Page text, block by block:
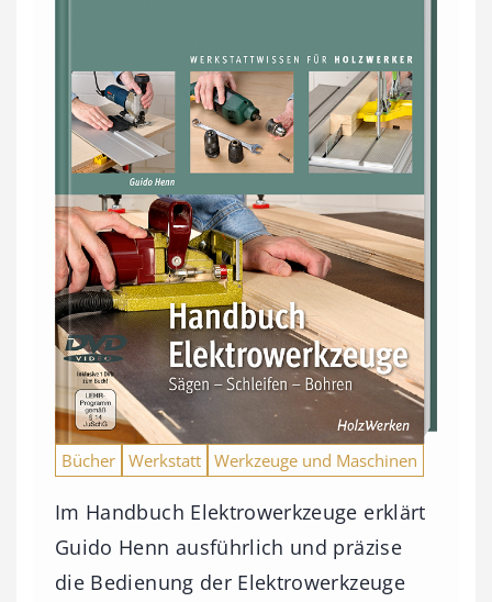
Bücher Werkstatt Werkzeuge und Maschinen
Im Handbuch Elektrowerkzeuge erklärt
Guido Henn ausführlich und präzise
die Bedienung der Elektrowerkzeuge